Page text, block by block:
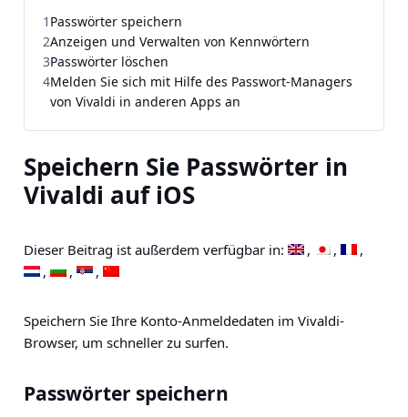
Speichern Sie Passwörter in
Vivaldi auf iOS
Dieser Beitrag ist außerdem verfügbar in:
Speichern Sie Ihre Konto-Anmeldedaten im Vivaldi-
Browser, um schneller zu surfen.
Passwörter speichern
1 Passwörter speichern
2Anzeigen und Verwalten von Kennwörtern
3Passwörter löschen
4Melden Sie sich mit Hilfe des Passwort-Managers
von Vivaldi in anderen Apps an